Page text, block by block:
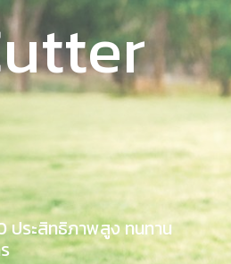
ประสิทธิภาพสูง ทนทาน